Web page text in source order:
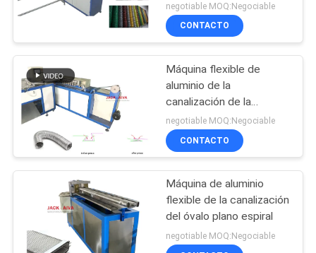
Máquina de
fabricación de
conductos
rectangulares
Máquina de
conductos en
espiral
forma la máquina
negotiable MOQ:Negociable
CONTACTO
Máquina flexible de
aluminio de la
canalización de la
máquina del conducto de
la cerradura triple
negotiable MOQ:Negociable
CONTACTO
Máquina de aluminio
flexible de la canalización
del óvalo plano espiral
negotiable MOQ:Negociable